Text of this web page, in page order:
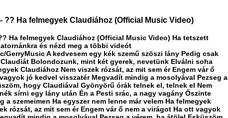
?? Ha felmegyek Claudiához (Official Music Video)
Ha felmegyek Claudiához (Official Music Video) Ha tetszett
és nézd meg a többi videót
GerryMusic A kedvesem egy kék szemű szöszi lány Pedig csak
Bolondozunk, mint két gyerek, nevetünk Elválni soha
Claudiához Nem viszek rózsát, az mit sem ér Engem vár ő
jó kedvel visszatér Megvadít mindig a mosolyával Pezseg a
hogy Claudiával Gyönyörű órák telnek el, telnek el Nem
sírni egy lány után Én a Pesti srác, a nagy vagány Őszinte
a szemeimen Ha egyszer nem lenne már velem Ha felmegyek
rózsát, az mit sem ér Engem vár ő nem a virágot Ha ott vagyok